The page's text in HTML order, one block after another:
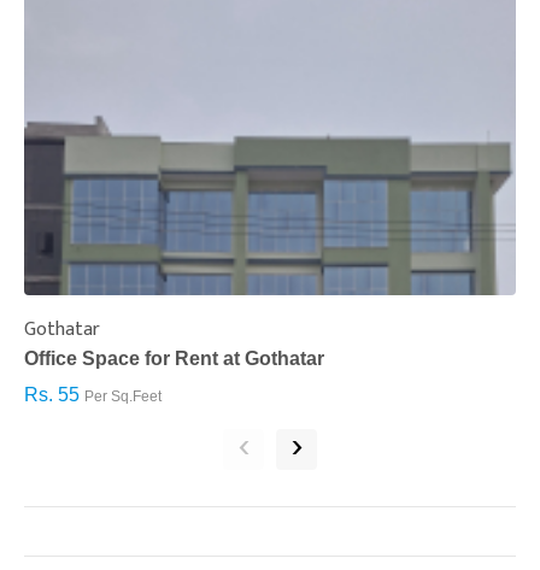
Gothatar
Office Space for Rent at Gothatar
Rs. 55 Per Sq.Feet
‹ ›